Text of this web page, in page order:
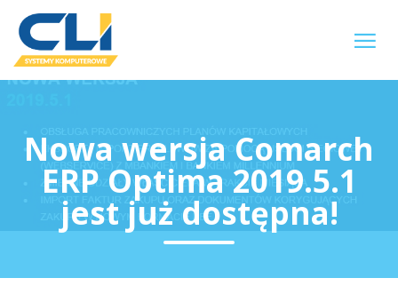
Nowa wersja Comarch
ERP Optima 2019.5.1
jest już dostępna!